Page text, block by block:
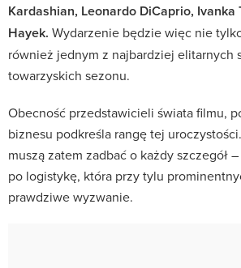
Kardashian, Leonardo DiCaprio, Ivanka
Hayek. Wydarzenie będzie więc nie
również jednym z najbardziej elitarnych
towarzyskich sezonu.
Obecność przedstawicieli świata filmu,
biznesu podkreśla rangę tej
muszą zatem zadbać o każdy szczegół
po logistykę, która przy tylu
prawdziwe wyzwanie.